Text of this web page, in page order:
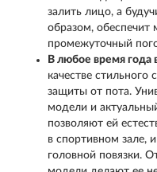
залить лицо, а
образом,
промежуточный
В любое время года
качестве стильного
защиты от пота.
модели и
позволяют ей
в спортивном зале,
головной повязки.